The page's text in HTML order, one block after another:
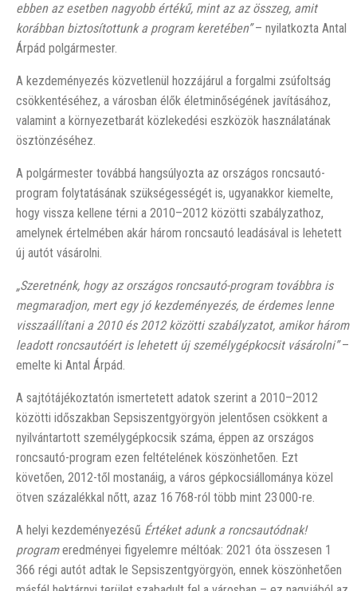
ebben az esetben nagyobb értékű, mint az az összeg, amit
korábban biztosítottunk a program keretében”– nyilatkozta Antal
Árpád polgármester.
A kezdeményezés közvetlenül hozzájárul a forgalmi zsúfoltság
csökkentéséhez, a városban élők életminőségének javításához,
valamint a környezetbarát közlekedési eszközök használatának
ösztönzéséhez.
A polgármester továbbá hangsúlyozta az országos roncsautó-
program folytatásának szükségességét is, ugyanakkor kiemelte,
hogy vissza kellene térni a 2010–2012 közötti szabályzathoz,
amelynek értelmében akár három roncsautó leadásával is lehetett
új autót vásárolni.
„Szeretnénk, hogy az országos roncsautó-program továbbra is
megmaradjon, mert egy jó kezdeményezés, de érdemes lenne
visszaállítani a 2010 és 2012 közötti szabályzatot, amikor három
leadott roncsautóért is lehetett új személygépkocsit vásárolni”–
emelte ki Antal Árpád.
A sajtótájékoztatón ismertetett adatok szerint a 2010–2012
közötti időszakban Sepsiszentgyörgyön jelentősen csökkent a
nyilvántartott személygépkocsik száma, éppen az országos
roncsautó-program ezen feltételének köszönhetően. Ezt
követően, 2012-től mostanáig, a város gépkocsiállománya közel
ötven százalékkal nőtt, azaz 16 768-ról több mint 23 000-re.
A helyi kezdeményezésű Értéket adunk a roncsautódnak!
programeredményei figyelemre méltóak: 2021 óta összesen 1
366 régi autót adtak le Sepsiszentgyörgyön, ennek köszönhetően